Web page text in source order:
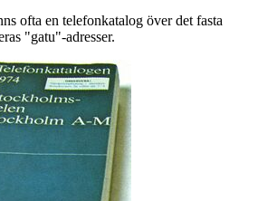
ofta en telefonkatalog över det fasta
"gatu"-adresser.